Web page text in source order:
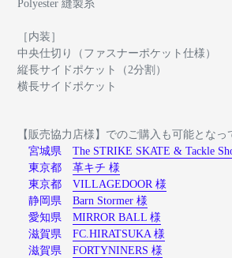
Polyester 縫製糸
［内装］
中央仕切り（ファスナーポケット仕様）
縦長サイドポケット（2分割）
横長サイドポケット
【販売協力店様】でのご購入も可能となっ
宮城県 The STRIKE SKATE & Tackle
東京都 革キチ 様
東京都 VILLAGEDOOR 様
静岡県 Barn Stormer 様
愛知県 MIRROR BALL 様
滋賀県 FC.HIRATSUKA 様
滋賀県 FORTYNINERS 様